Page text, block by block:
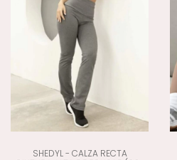
SHEDYL - CALZA RECTA